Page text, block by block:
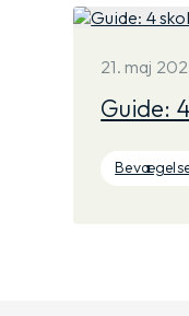
21. maj
Guide: